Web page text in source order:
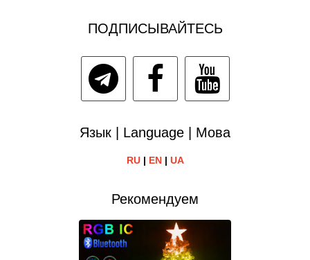
ПОДПИСЫВАЙТЕСЬ
Язык | Language | Мова
RU| EN| UA
Рекомендуем